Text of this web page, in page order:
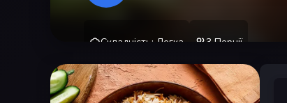
Складність : Легка 3 Порції